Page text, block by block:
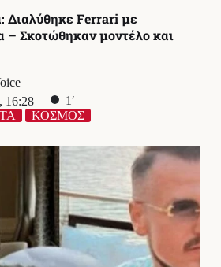
Διαλύθηκε Ferrari με
– Σκοτώθηκαν μοντέλο και
16:28
1′
ΚΟΣΜΟΣ